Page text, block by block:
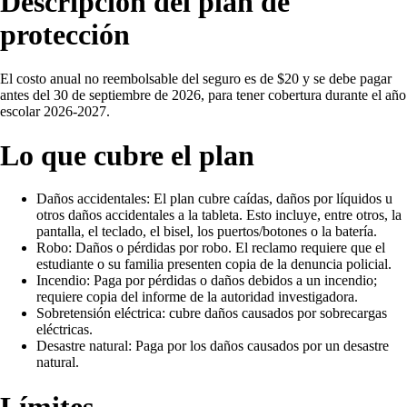
protección
El costo anual no reembolsable del seguro es de $20 y se debe pagar
antes del 30 de septiembre de 2026, para tener cobertura durante el año
escolar 2026-2027.
Lo que cubre el plan
Daños accidentales: El plan cubre caídas, daños por líquidos u
otros daños accidentales a la tableta. Esto incluye, entre otros, la
pantalla, el teclado, el bisel, los puertos/botones o la batería.
Robo: Daños o pérdidas por robo. El reclamo requiere que el
estudiante o su familia presenten copia de la denuncia policial.
Incendio: Paga por pérdidas o daños debidos a un incendio;
requiere copia del informe de la autoridad investigadora.
Sobretensión eléctrica: cubre daños causados por sobrecargas
eléctricas.
Desastre natural: Paga por los daños causados por un desastre
natural.